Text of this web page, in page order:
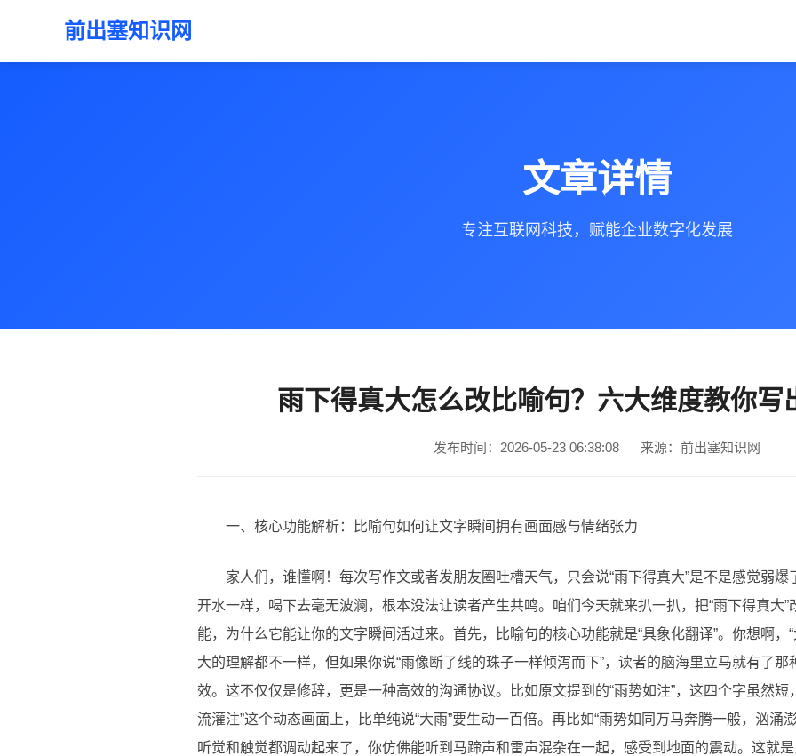
前出塞知识网
文章详情
专注互联网科技，赋能企业数字化发展
雨下得真大怎么改比喻句？六大维度教你写
发布时间：2026-05-23 06:38:08 来源：前出塞知识网
一、核心功能解析：比喻句如何让文字瞬间拥有画面感与情绪张力
家人们，谁懂啊！每次写作文或者发朋友圈吐槽天气，只会说“雨下得真大”是不是感觉弱
开水一样，喝下去毫无波澜，根本没法让读者产生共鸣。咱们今天就来扒一扒，把“雨下得真大
能，为什么它能让你的文字瞬间活过来。首先，比喻句的核心功能就是“具象化翻译”。你想啊，
大的理解都不一样，但如果你说“雨像断了线的珠子一样倾泻而下”，读者的脑海里立马就有了
效。这不仅仅是修辞，更是一种高效的沟通协议。比如原文提到的“雨势如注”，这四个字虽然短
流灌注”这个动态画面上，比单纯说“大雨”要生动一百倍。再比如“雨势如同万马奔腾一般，汹涌
听觉和触觉都调动起来了，你仿佛能听到马蹄声和雷声混杂在一起，感受到地面的震动。这就